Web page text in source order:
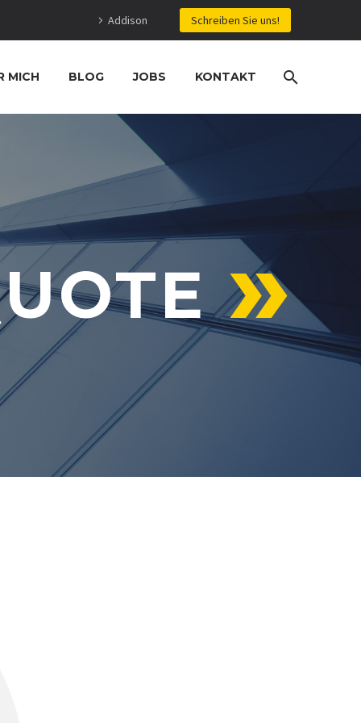
Addison Schreiben Sie uns!
MICH BLOG JOBS KONTAKT